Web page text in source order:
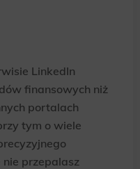
LinkedIn
finansowych niż
portalach
tym o wiele
przepalasz